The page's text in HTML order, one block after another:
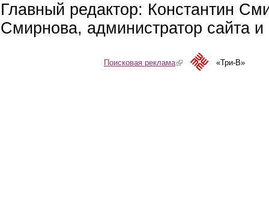
Главный редактор: Константин
Смирнова, администратор сайта
Поисковая реклама(link is external)«Три-В»